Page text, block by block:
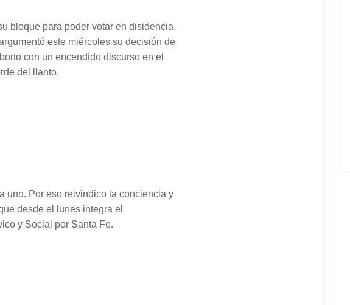
bloque para poder votar en disidencia
este miércoles su decisión de
con un encendido discurso en el
del llanto.
uno. Por eso reivindico la conciencia y
desde el lunes integra el
y Social por Santa Fe.